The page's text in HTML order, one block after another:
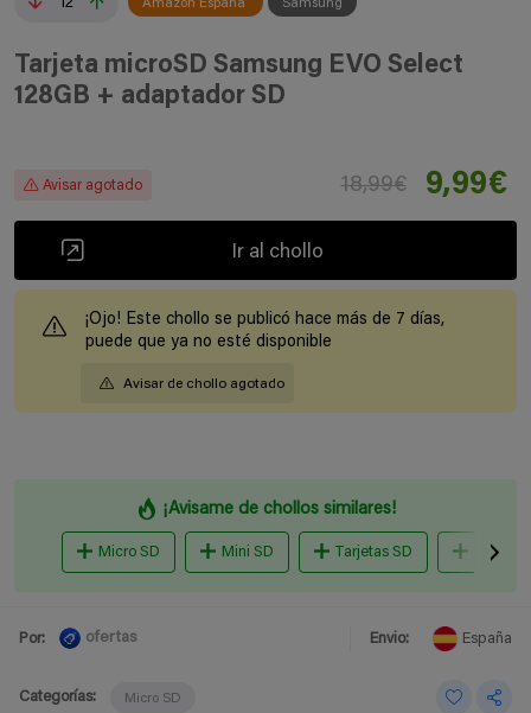
12 Amazon España Samsung
Tarjeta microSD Samsung EVO Select
128GB + adaptador SD
Avisar agotado 18,99€ 9,99€
Ir al chollo
¡Ojo! Este chollo se publicó hace más de 7 días,
puede que ya no esté disponible
Avisar de chollo agotado
¡Avisame de chollos similares!
Micro SD Mini SD Tarjetas SD microsd
Por: ofertas Envio: España
Categorías: Micro SD